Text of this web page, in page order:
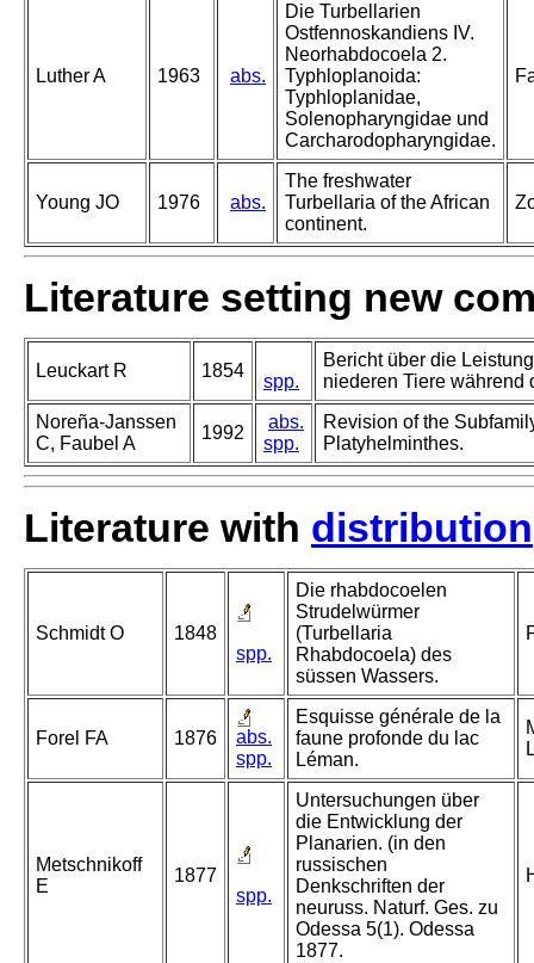
Luther A 1963 abs.
Die Turbellarien
Ostfennoskandiens IV.
Neorhabdocoela 2.
Typhloplanoida:
Typhloplanidae,
Solenopharyngidae und
Carcharodopharyngidae.
Young JO 1976 abs.
The freshwater
Turbellaria of the African
continent.
Literature setting new
Leuckart R 1854
spp.
Bericht über die
niederen Tiere während
Noreña-Janssen
C, Faubel A
1992
abs.
spp.
Revision of the
Platyhelminthes.
Literature with distribution
Schmidt O
1848
spp.
Die rhabdocoelen
Strudelwürmer
(Turbellaria
Rhabdocoela) des
süssen Wassers.
Forel FA 1876
abs.
spp.
Esquisse générale de la
faune profonde du lac
Léman.
Metschnikoff
E
1877
spp.
Untersuchungen über
die Entwicklung der
Planarien. (in den
russischen
Denkschriften der
neuruss. Naturf. Ges. zu
Odessa 5(1). Odessa
1877.